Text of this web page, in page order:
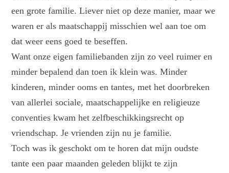
een grote familie. Liever niet op deze manier, maar we
waren er als maatschappij misschien wel aan toe om
dat weer eens goed te beseffen.
Want onze eigen familiebanden zijn zo veel ruimer en
minder bepalend dan toen ik klein was. Minder
kinderen, minder ooms en tantes, met het doorbreken
van allerlei sociale, maatschappelijke en religieuze
conventies kwam het zelfbeschikkingsrecht op
vriendschap. Je vrienden zijn nu je familie.
Toch was ik geschokt om te horen dat mijn oudste
tante een paar maanden geleden blijkt te zijn